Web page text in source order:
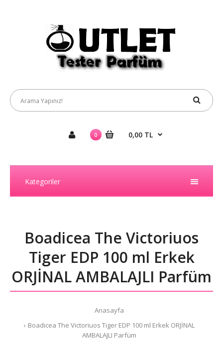
0 0,00 TL
Kategoriler
Boadicea The Victoriuos
Tiger EDP 100 ml Erkek
ORJİNAL AMBALAJLI Parfüm
Anasayfa
Boadicea The Victoriuos Tiger EDP 100 ml Erkek ORJİNAL
AMBALAJLI Parfüm